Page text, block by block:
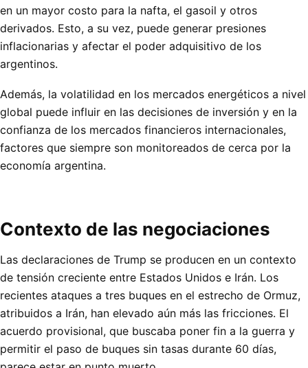
en un mayor costo para la nafta, el gasoil y otros
derivados. Esto, a su vez, puede generar presiones
inflacionarias y afectar el poder adquisitivo de los
argentinos.
Además, la volatilidad en los mercados energéticos a nivel
global puede influir en las decisiones de inversión y en la
confianza de los mercados financieros internacionales,
factores que siempre son monitoreados de cerca por la
economía argentina.
Contexto de las negociaciones
Las declaraciones de Trump se producen en un contexto
de tensión creciente entre Estados Unidos e Irán. Los
recientes ataques a tres buques en el estrecho de Ormuz,
atribuidos a Irán, han elevado aún más las fricciones. El
acuerdo provisional, que buscaba poner fin a la guerra y
permitir el paso de buques sin tasas durante 60 días,